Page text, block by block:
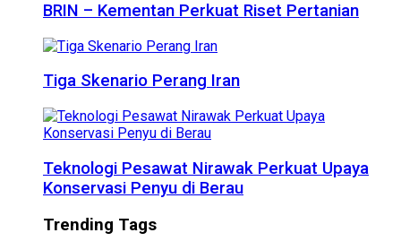
BRIN – Kementan Perkuat Riset Pertanian
Tiga Skenario Perang Iran
Teknologi Pesawat Nirawak Perkuat Upaya
Konservasi Penyu di Berau
Trending Tags